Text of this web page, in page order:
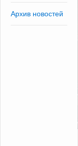
Архив новостей